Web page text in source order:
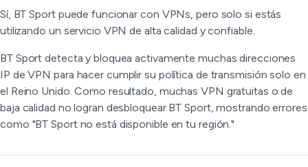
Sí, BT Sport puede funcionar con VPNs, pero solo si estás
utilizando un servicio VPN de alta calidad y confiable.
BT Sport detecta y bloquea activamente muchas direcciones
IP de VPN para hacer cumplir su política de transmisión solo en
el Reino Unido. Como resultado, muchas VPN gratuitas o de
baja calidad no logran desbloquear BT Sport, mostrando errores
como "BT Sport no está disponible en tu región."